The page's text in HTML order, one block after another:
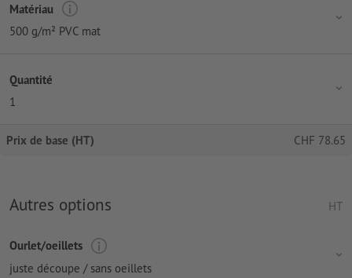
Matériau
500 g/m² PVC mat
Quantité
1
Prix de base (HT) CHF 78.65
Autres options HT
Ourlet/oeillets
juste découpe / sans oeillets